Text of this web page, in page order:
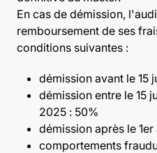
En cas de démission,
remboursement de ses
conditions suivantes :
démission avant le 15
démission entre le 15
2025 : 50%
démission après le
comportements